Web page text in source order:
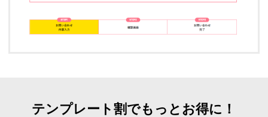
テンプレート割でもっとお得に！